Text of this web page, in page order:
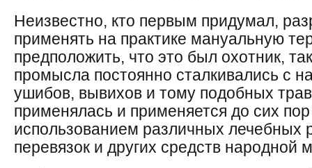
Неизвестно, кто первым придумал,
применять на практике мануальную
предположить, что это был охотник,
промысла постоянно сталкивались с
ушибов, вывихов и тому подобных
применялась и применяется до сих
использованием различных лечебных
перевязок и других средств народной